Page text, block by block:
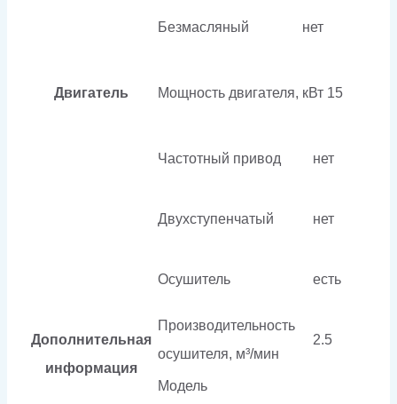
Безмасляный нет
Двигатель Мощность двигателя, кВт 15
Дополнительная
информация
Частотный привод нет
Двухступенчатый нет
Осушитель есть
Производительность
осушителя, м³/мин
2.5
Модель